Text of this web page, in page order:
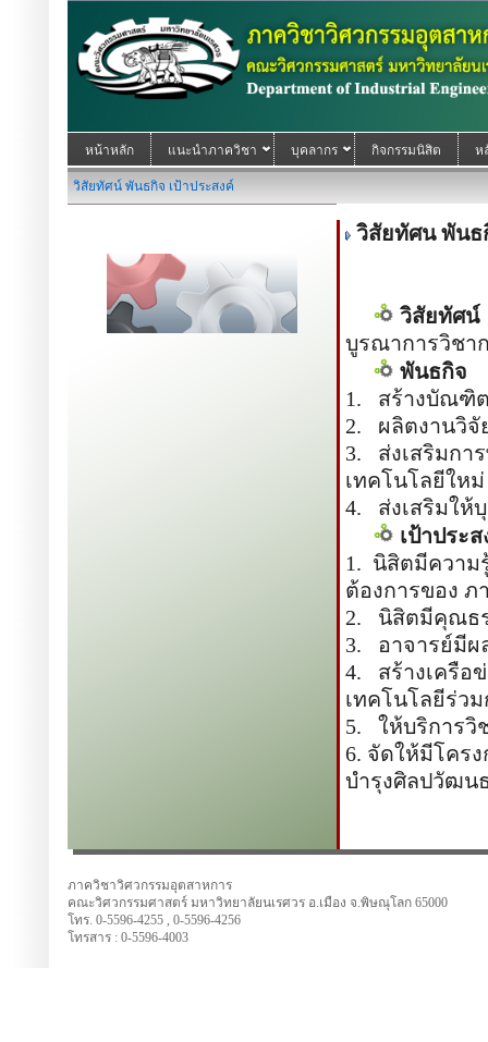
หน้าหลัก แนะนำภาควิชา บุคลากร กิจกรรมนิสิต ห
วิสัยทัศน์ พันธกิจ เป้าประสงค์
วิสัยทัศน พันธ
วิสัยทั
บูรณาการวิชา
พันธกิจ
1. สร้างบัณฑิต
2. ผลิตงานวิจั
3. ส่งเสริมกา
เทคโนโลยีให
4. ส่งเสริมให้
เป้าประ
1. นิสิตมีความ
ต้องการของ
2. นิสิตมีคุณธ
3. อาจารย์มีผ
4. สร้างเครือ
เทคโนโลยีร่ว
5. ให้บริการวิ
6. จัดให้มีโคร
บำรุงศิลปวัฒน
ภาควิชาวิศวกรรมอุตสาหการ
คณะวิศวกรรมศาสตร์ มหาวิทยาลัยนเรศวร อ.เมือง จ.พิษณุโลก 65000
โทร. 0-5596-4255 , 0-5596-4256
โทรสาร : 0-5596-4003